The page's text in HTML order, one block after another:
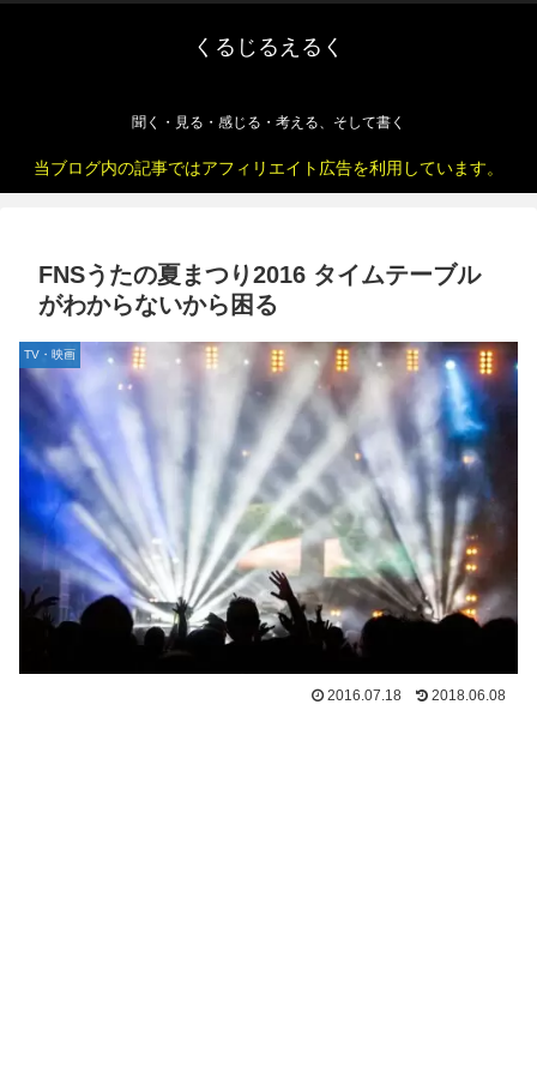
くるじるえるく
聞く・見る・感じる・考える、そして書く
当ブログ内の記事ではアフィリエイト広告を利用しています。
FNSうたの夏まつり2016 タイムテーブル
がわからないから困る
TV・映画
2016.07.18 2018.06.08